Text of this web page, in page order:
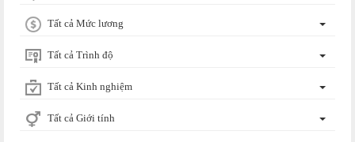
Tất cả Mức lương
Tất cả Trình độ
Tất cả Kinh nghiệm
Tất cả Giới tính